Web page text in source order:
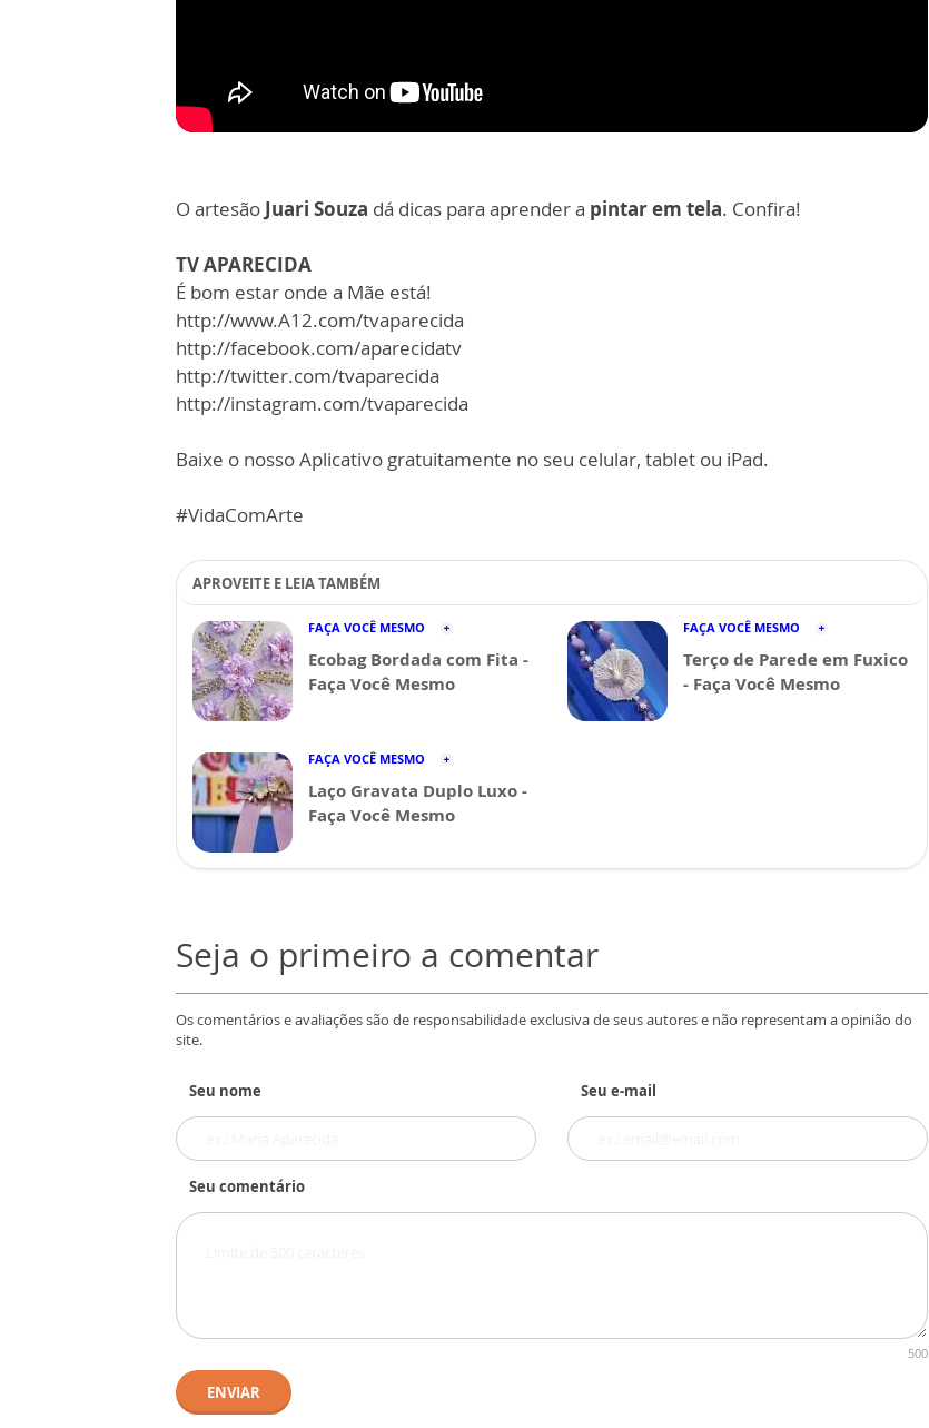
O artesão Juari Souza dá dicas para aprender a pintar em tela. Confira!
TV APARECIDA
É bom estar onde a Mãe está!
http://www.A12.com/tvaparecida
http://facebook.com/aparecidatv
http://twitter.com/tvaparecida
http://instagram.com/tvaparecida
Baixe o nosso Aplicativo gratuitamente no seu celular, tablet ou iPad.
#VidaComArte
APROVEITE E LEIA TAMBÉM
FAÇA VOCÊ MESMO
Ecobag Bordada com Fita -
Faça Você Mesmo
FAÇA VOCÊ MESMO
Terço de Parede em Fuxico
- Faça Você Mesmo
FAÇA VOCÊ MESMO
Laço Gravata Duplo Luxo -
Faça Você Mesmo
Seja o primeiro a comentar
Os comentários e avaliações são de responsabilidade exclusiva de seus autores e não representam a opinião do
site.
Seu nome Seu e-mail
Seu comentário
500
ENVIAR